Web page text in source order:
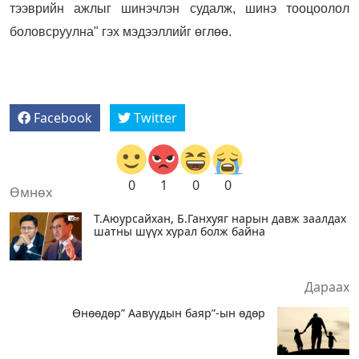
тээврийн ажлыг шинэчлэн судалж, шинэ тооцоолол
боловсруулна" гэх мэдээллийг өглөө.
Facebook Twitter
0 1 0 0
Өмнөх
Т.Аюурсайхан, Б.Ганхуяг нарын давж заалдах
шатны шүүх хурал болж байна
Дараах
Өнөөдөр” Аавуудын баяр”-ын өдөр